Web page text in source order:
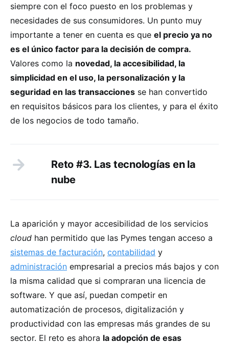
siempre con el foco puesto en los problemas y
necesidades de sus consumidores. Un punto muy
importante a tener en cuenta es que el precio ya no
es el único factor para la decisión de compra.
Valores como la novedad, la accesibilidad, la
simplicidad en el uso, la personalización y la
seguridad en las transacciones se han convertido
en requisitos básicos para los clientes, y para el éxito
de los negocios de todo tamaño.
Reto #3. Las tecnologías en la
nube
La aparición y mayor accesibilidad de los servicios
cloud han permitido que las Pymes tengan acceso a
sistemas de facturación, contabilidad y
administración empresarial a precios más bajos y con
la misma calidad que si compraran una licencia de
software. Y que así, puedan competir en
automatización de procesos, digitalización y
productividad con las empresas más grandes de su
sector. El reto es ahora la adopción de esas